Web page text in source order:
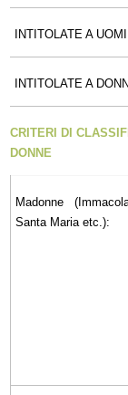
INTITOLATE A
INTITOLATE A
CRITERI DI
DONNE
Madonne
Santa Maria etc.):